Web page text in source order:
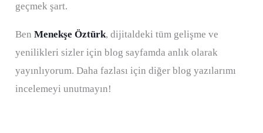
geçmek şart.
BenMenekşe Öztürk, dijitaldeki tüm gelişme ve
yenilikleri sizler için blog sayfamda anlık olarak
yayınlıyorum. Daha fazlası için diğer blog yazılarımı
incelemeyi unutmayın!